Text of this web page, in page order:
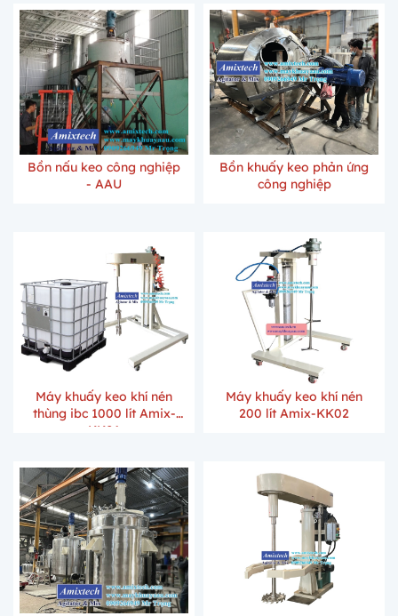
Bồn nấu keo công nghiệp
- AAU
Bồn khuấy keo phản ứng
công nghiệp
Máy khuấy keo khí nén
thùng ibc 1000 lít Amix-
KK01
Máy khuấy keo khí nén
200 lít Amix-KK02